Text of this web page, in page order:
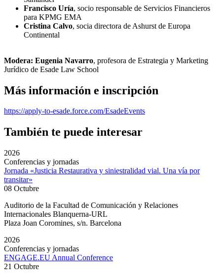
Francisco Uría, socio responsable de Servicios Financieros
para KPMG EMA
Cristina Calvo, socia directora de Ashurst de Europa
Continental
Modera: Eugenia Navarro, profesora de Estrategia y Marketing
Jurídico de Esade Law School
Más información e inscripción
https://apply-to-esade.force.com/EsadeEvents
También te puede interesar
2026
Conferencias y jornadas
Jornada «Justicia Restaurativa y siniestralidad vial. Una vía por
transitar»
08 Octubre
Auditorio de la Facultad de Comunicación y Relaciones
Internacionales Blanquerna-URL
Plaza Joan Coromines, s/n. Barcelona
2026
Conferencias y jornadas
ENGAGE.EU Annual Conference
21 Octubre